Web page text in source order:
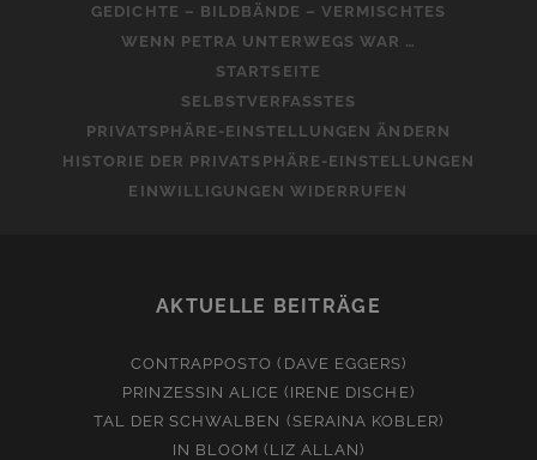
GEDICHTE – BILDBÄNDE – VERMISCHTES
WENN PETRA UNTERWEGS WAR …
STARTSEITE
SELBSTVERFASSTES
PRIVATSPHÄRE-EINSTELLUNGEN ÄNDERN
HISTORIE DER PRIVATSPHÄRE-EINSTELLUNGEN
EINWILLIGUNGEN WIDERRUFEN
AKTUELLE BEITRÄGE
CONTRAPPOSTO (DAVE EGGERS)
PRINZESSIN ALICE (IRENE DISCHE)
TAL DER SCHWALBEN (SERAINA KOBLER)
IN BLOOM (LIZ ALLAN)